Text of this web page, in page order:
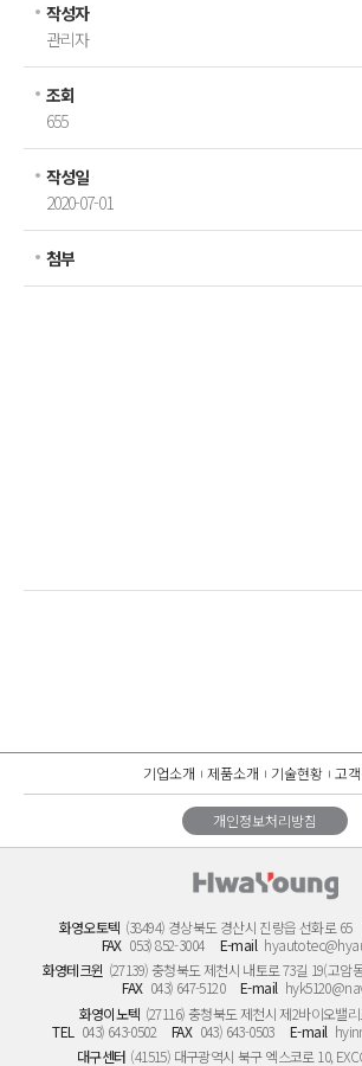
작성자
관리자
조회
655
작성일
2020-07-01
첨부
기업소개 제품소개 기술현황 고
개인정보처리방침
화영오토텍 (38494) 경상북도 경산시 진량읍 선화로 65
FAX 053) 852-3004 E-mail
화영테크윈 (27139) 충청북도 제천시 내토로 73길 19(고암
FAX 043) 647-5120 E-mail
화영이노텍 (27116) 충청북도 제천시 제2바이오밸
TEL
043) 643-0502 FAX 043) 643-0503 E-mail
대구센터 (41515) 대구광역시 북구 엑스코로 10,